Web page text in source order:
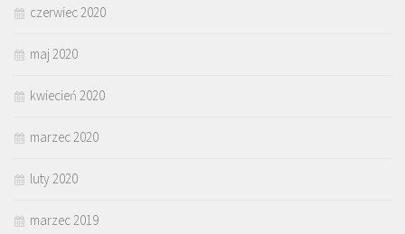
czerwiec 2020
maj 2020
kwiecień 2020
marzec 2020
luty 2020
marzec 2019